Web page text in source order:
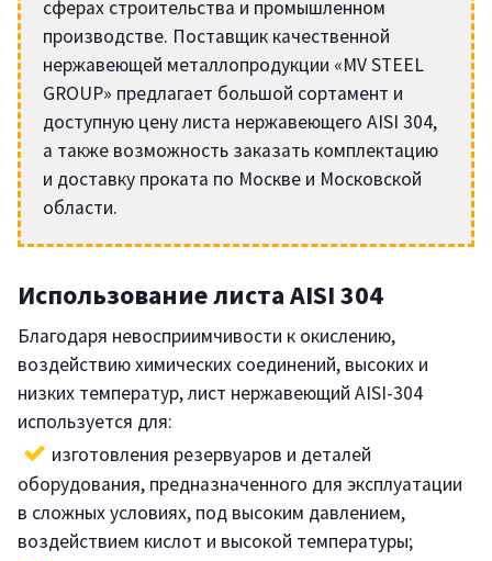
сферах строительства и промышленном
производстве. Поставщик качественной
нержавеющей металлопродукции «MV STEEL
GROUP» предлагает большой сортамент и
доступную цену листа нержавеющего AISI 304,
а также возможность заказать комплектацию
и доставку проката по Москве и Московской
области.
Использование листа AISI 304
Благодаря невосприимчивости к окислению,
воздействию химических соединений, высоких и
низких температур, лист нержавеющий AISI-304
используется для:
изготовления резервуаров и деталей
оборудования, предназначенного для эксплуатации
в сложных условиях, под высоким давлением,
воздействием кислот и высокой температуры;